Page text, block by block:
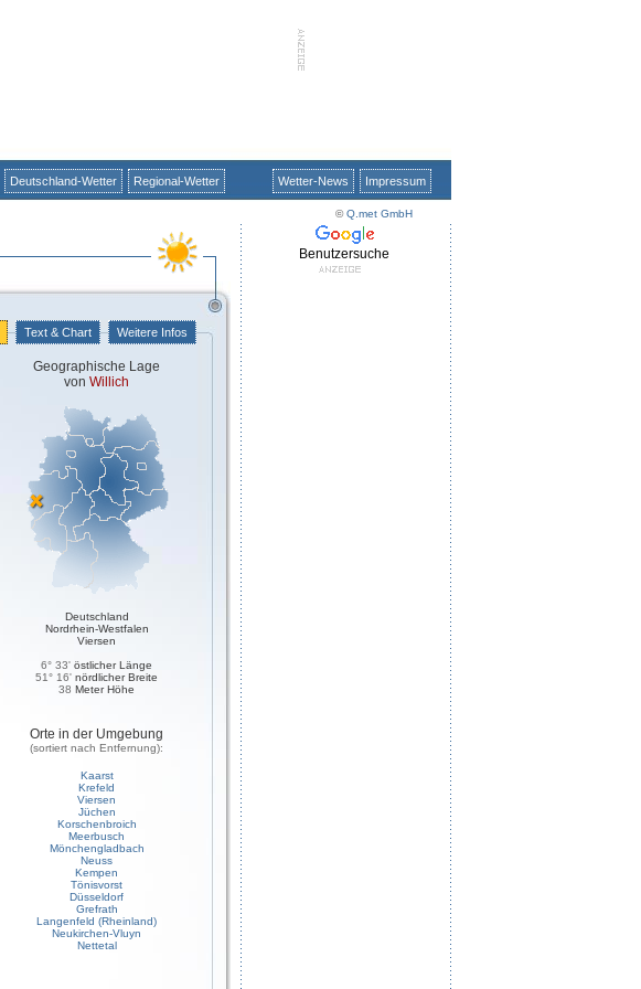
Deutschland-Wetter Regional-Wetter Wetter-News Impressum
©Q.met GmbH
Text & Chart Weitere Infos
Geographische Lage
von Willich
Deutschland
Nordrhein-Westfalen
Viersen
6° 33' östlicher Länge
51° 16' nördlicher Breite
38 Meter Höhe
Orte in der Umgebung
(sortiert nach Entfernung):
Kaarst
Krefeld
Viersen
Jüchen
Korschenbroich
Meerbusch
Mönchengladbach
Neuss
Kempen
Tönisvorst
Düsseldorf
Grefrath
Langenfeld (Rheinland)
Neukirchen-Vluyn
Nettetal
Benutzersuche